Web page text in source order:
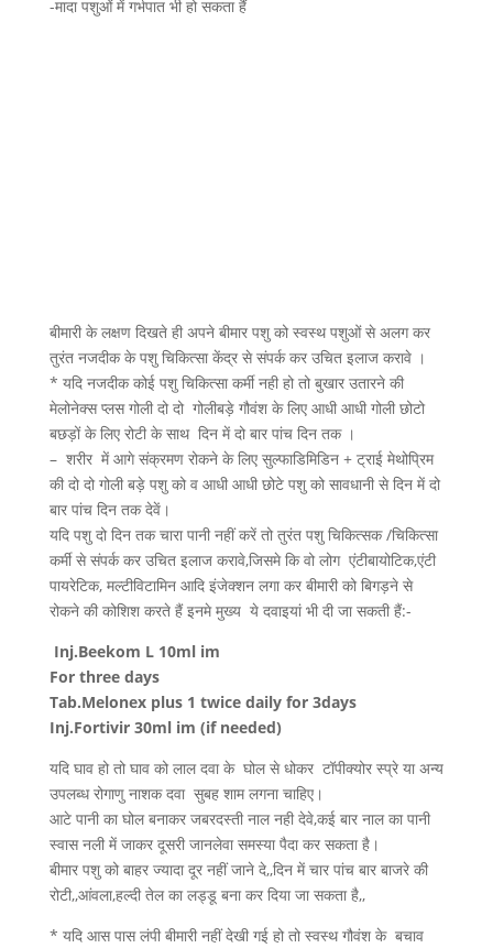
-मादा पशुओं में गर्भपात भी हो सकता हैं
बीमारी के लक्षण दिखते ही अपने बीमार पशु को स्वस्थ पशुओं से अलग कर
तुरंत नजदीक के पशु चिकित्सा केंद्र से संपर्क कर उचित इलाज करावे ।
* यदि नजदीक कोई पशु चिकित्सा कर्मी नही हो तो बुखार उतारने की
मेलोनेक्स प्लस गोली दो दो गोलीबड़े गौवंश के लिए आधी आधी गोली छोटो
बछड़ों के लिए रोटी के साथ दिन में दो बार पांच दिन तक ।
– शरीर में आगे संक्रमण रोकने के लिए सुल्फाडिमिडिन + ट्राई मेथोप्रिम
की दो दो गोली बड़े पशु को व आधी आधी छोटे पशु को सावधानी से दिन में दो
बार पांच दिन तक देवें।
यदि पशु दो दिन तक चारा पानी नहीं करें तो तुरंत पशु चिकित्सक /चिकित्सा
कर्मी से संपर्क कर उचित इलाज करावे,जिसमे कि वो लोग एंटीबायोटिक,एंटी
पायरेटिक, मल्टीविटामिन आदि इंजेक्शन लगा कर बीमारी को बिगड़ने से
रोकने की कोशिश करते हैं इनमे मुख्य ये दवाइयां भी दी जा सकती हैं:-
Inj.Beekom L 10ml im
For three days
Tab.Melonex plus 1 twice daily for 3days
Inj.Fortivir 30ml im (if needed)
यदि घाव हो तो घाव को लाल दवा के घोल से धोकर टॉपीक्योर स्प्रे या अन्य
उपलब्ध रोगाणु नाशक दवा सुबह शाम लगना चाहिए।
आटे पानी का घोल बनाकर जबरदस्ती नाल नही देवे,कई बार नाल का पानी
स्वास नली में जाकर दूसरी जानलेवा समस्या पैदा कर सकता है।
बीमार पशु को बाहर ज्यादा दूर नहीं जाने दे,,दिन में चार पांच बार बाजरे की
रोटी,,आंवला,हल्दी तेल का लड्डू बना कर दिया जा सकता है,,
* यदि आस पास लंपी बीमारी नहीं देखी गई हो तो स्वस्थ गौवंश के बचाव